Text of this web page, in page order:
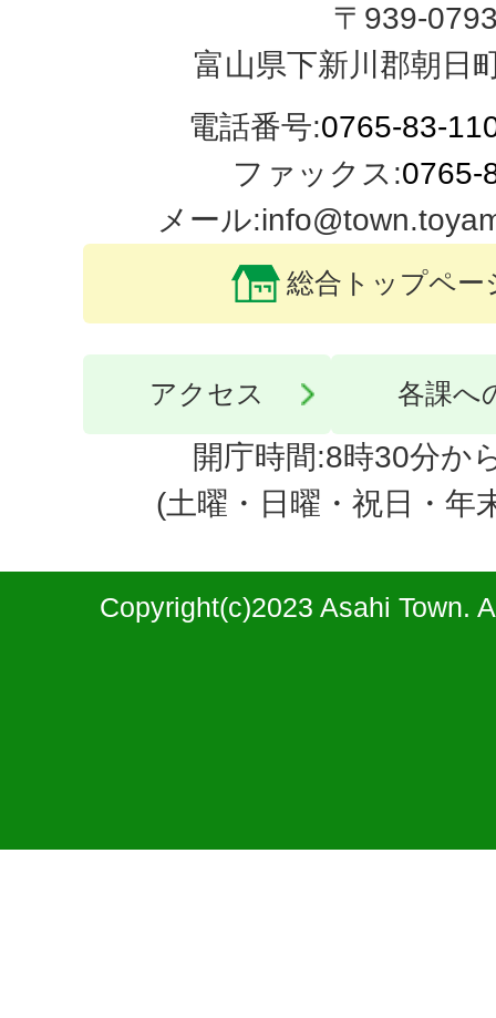
〒939-
富山県下新川郡朝日
電話番号:0765-83-
ファックス:0765-
メール
総合トップペー
アクセス 各課へ
開庁時間:8時30分か
(土曜・日曜・祝日・年
Copyright(c)2023 Asahi Town.